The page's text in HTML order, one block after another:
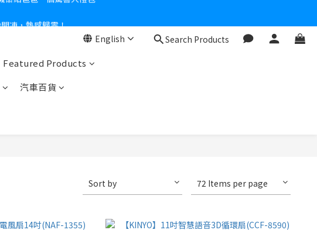
English Search Products
Featured Products
汽車百貨
Sort by 72 Items per page